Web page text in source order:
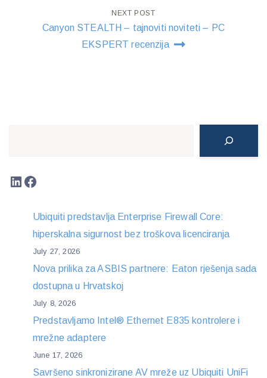
NEXT POST
Canyon STEALTH – tajnoviti noviteti – PC
EKSPERT recenzija
LinkedIn
Facebook
Ubiquiti predstavlja Enterprise Firewall Core:
hiperskalna sigurnost bez troškova licenciranja
July 27, 2026
Nova prilika za ASBIS partnere: Eaton rješenja sada
dostupna u Hrvatskoj
July 8, 2026
Predstavljamo Intel® Ethernet E835 kontrolere i
mrežne adaptere
June 17, 2026
Savršeno sinkronizirane AV mreže uz Ubiquiti UniFi